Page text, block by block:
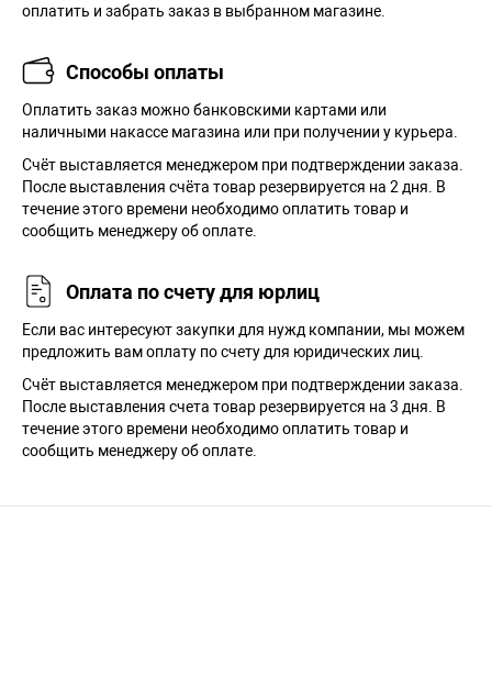
оплатить и забрать заказ в выбранном магазине.
Способы оплаты
Оплатить заказ можно банковскими картами или
наличными накассе магазина или при получении у курьера.
Cчёт выставляется менеджером при подтверждении заказа.
После выставления счёта товар резервируется на 2 дня. В
течение этого времени необходимо оплатить товар и
сообщить менеджеру об оплате.
Оплата по счету для юрлиц
Если вас интересуют закупки для нужд компании, мы можем
предложить вам оплату по счету для юридических лиц.
Счёт выставляется менеджером при подтверждении заказа.
После выставления счета товар резервируется на 3 дня. В
течение этого времени необходимо оплатить товар и
сообщить менеджеру об оплате.